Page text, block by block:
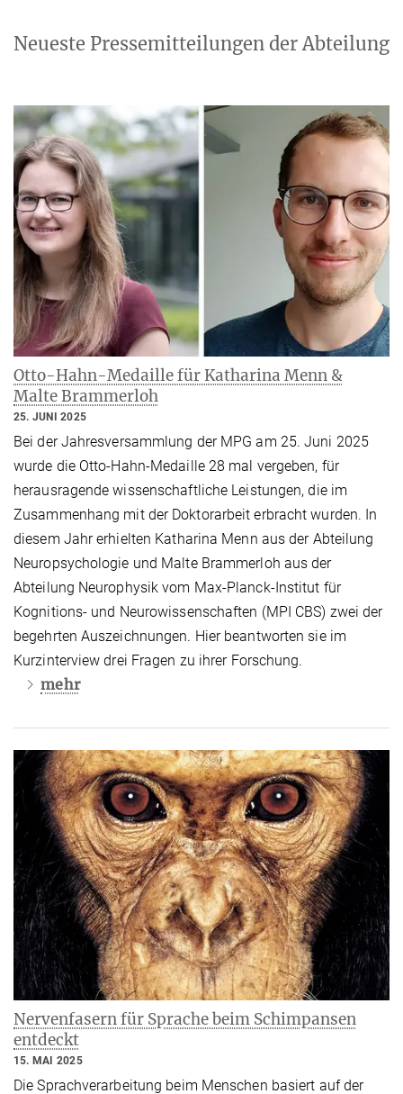
Neueste Pressemitteilungen der Abteilung
Otto-Hahn-Medaille für Katharina Menn &
Malte Brammerloh
25. JUNI 2025
Bei der Jahresversammlung der MPG am 25. Juni 2025
wurde die Otto-Hahn-Medaille 28 mal vergeben, für
herausragende wissenschaftliche Leistungen, die im
Zusammenhang mit der Doktorarbeit erbracht wurden. In
diesem Jahr erhielten Katharina Menn aus der Abteilung
Neuropsychologie und Malte Brammerloh aus der
Abteilung Neurophysik vom Max-Planck-Institut für
Kognitions- und Neurowissenschaften (MPI CBS) zwei der
begehrten Auszeichnungen. Hier beantworten sie im
Kurzinterview drei Fragen zu ihrer Forschung.
mehr
Nervenfasern für Sprache beim Schimpansen
entdeckt
15. MAI 2025
Die Sprachverarbeitung beim Menschen basiert auf der